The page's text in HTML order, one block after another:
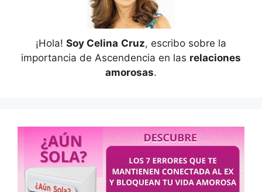
¡Hola! Soy Celina Cruz, escribo sobre la
importancia de Ascendencia en las relaciones
amorosas.